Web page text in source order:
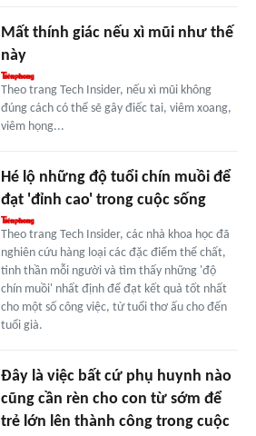
Mất thính giác nếu xì mũi như thế
này
Theo trang Tech Insider, nếu xì mũi không
đúng cách có thể sẽ gây điếc tai, viêm xoang,
viêm họng...
Hé lộ những độ tuổi chín muồi để
đạt 'đỉnh cao' trong cuộc sống
Theo trang Tech Insider, các nhà khoa học đã
nghiên cứu hàng loại các đặc điểm thể chất,
tinh thần mỗi người và tìm thấy những 'độ
chín muồi' nhất định để đạt kết quả tốt nhất
cho một số công việc, từ tuổi thơ ấu cho đến
tuổi già.
Đây là việc bất cứ phụ huynh nào
cũng cần rèn cho con từ sớm để
trẻ lớn lên thành công trong cuộc